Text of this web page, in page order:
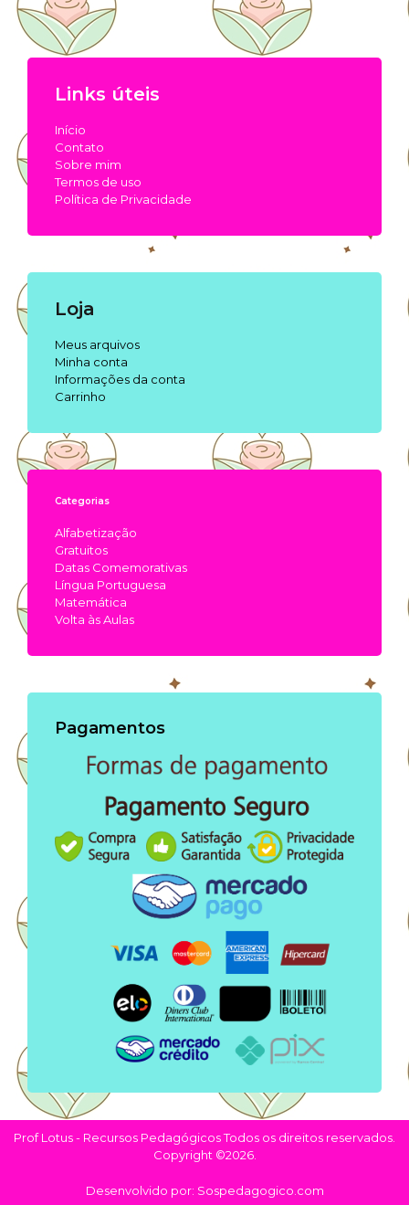
Links úteis
Início
Contato
Sobre mim
Termos de uso
Política de Privacidade
Loja
Meus arquivos
Minha conta
Informações da conta
Carrinho
Categorias
Alfabetização
Gratuitos
Datas Comemorativas
Língua Portuguesa
Matemática
Volta às Aulas
Pagamentos
Prof Lotus - Recursos Pedagógicos Todos os direitos reservados.
Copyright ©2026.
Desenvolvido por: Sospedagogico.com